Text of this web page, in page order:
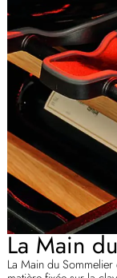
La Main
La Main du